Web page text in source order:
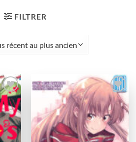
FILTRER
à la
Ajouter
à la
wishlist